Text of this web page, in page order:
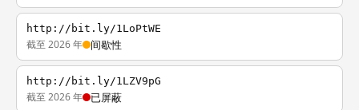
http://bit.ly/1LoPtWE
截至 2026 年 间歇性
http://bit.ly/1LZV9pG
截至 2026 年 已屏蔽